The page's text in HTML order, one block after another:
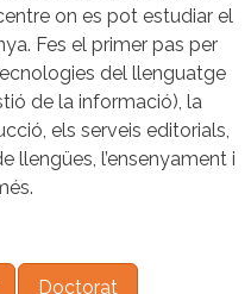
on es pot estudiar el
Fes el primer pas per
del llenguatge
de la informació), la
els serveis editorials,
llengües, l’ensenyament i
Doctorat